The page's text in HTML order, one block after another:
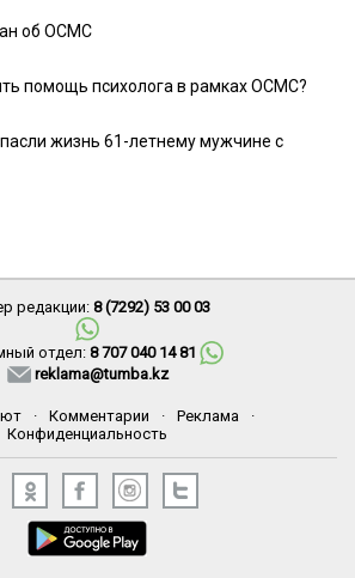
об ОСМС
помощь психолога в рамках ОСМС?
жизнь 61-летнему мужчине с
редакции: 8 (7292) 53 00 03
отдел: 8 707 040 14 81
reklama@tumba.kz
· Комментарии · Реклама
·
Конфиденциальность